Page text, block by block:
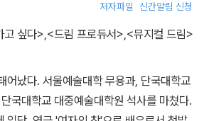
저자파일 신간알림 신청
고 싶다>,<드림 프로듀서>,<뮤지컬 드림>
어났다. 서울예술대학 무용과, 단국대학교
국대학교 대중예술대학원 석사를 마쳤다.